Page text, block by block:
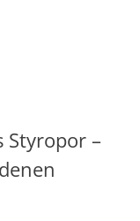
Styropor –